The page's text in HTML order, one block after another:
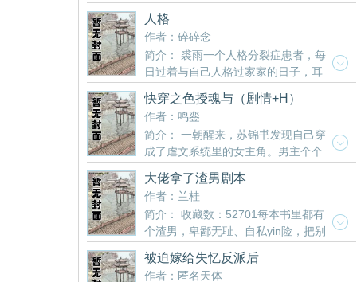
该如何面对朝夕相对的徒弟呢？ 山间明月落下凡尘，
又被放在了心尖上呵护的故事。 攻受都洁，1v1，小
甜饼（因为我不吃虐文也不接受总攻） 清冷自持美人
师尊受x忠犬深情俊郎徒弟攻 第一次写文多多包涵 各
位书友要是觉得《心上明月》还不错的话请不要忘记
向您QQ群和微博里的朋友推荐哦！
轻而易举的放了手 他们从彼此年少的学生时代就开始
互相纠葛 相恋，别离，重逢，对峙，调教，沉沦 在他
做好一切准备想要彻底臣服在他脚边时 他却残忍的将
他拒之门外告诉他:他不要他了 常念将脸颊贴在门外恋
恋不舍的感受着余温 就是忽然想写一篇走肾又走心的
纯情虐文 当然也会涉及到主奴，调教，羞辱类的剧情
还是主更隔壁:毁掉天之骄子的人生 这篇随缘更新，大
纲未定，就是写着玩的 各位书友要是觉得《怅捻余
温》还不错的话请不要忘记向您QQ群和微博里的朋友
推荐哦！
人格
作者：碎碎念
简介： 裘雨一个人格分裂症患者，每
日过着与自己人格过家家的日子，耳
不听外界，眼不见外人。 再一日病情加重后，她从昏
迷中醒来，发现自己开始穿越了。 一个人格患者带着
人格穿越，帮人格寻找原体的日子。 女主穿越前，这
些人格的原或多或少有点缺根筋少魂魄的样子（类似
快穿） 第一站：安静的回归，被抛弃不被ai，丈夫的
心因白月光的回归，她的悲剧正在开始 （人格中最安
静最随波逐流忍受一切的人格回到了一位只知ai人的大
小姐身体中） 第二站：痛苦的挣扎，虚假的宠ai，挡
箭牌的人生，她的深渊向她敞开怀抱 （人格中承受痛
苦的人格来到了一个处于真假千金的luan局故事之
中） 第三站：无情的眺望，黑到顶点的艳红，一位无
情无心的假影后，平静的一生离她远去 （人格中理智
快穿之色授魂与（剧情+H）
作者：鸣銮
简介： 一朝醒来，苏锦书发现自己穿
成了虐文系统里的女主角。男主个个
渣渣渣渣，男配个个情深似海。任务引领者宋长安
道：你的任务是攻略男配，反虐男主，通关十个世界
后，就可以回到现实世界。苏锦书说：好耶。然而，
到最后，她发现第一个世界：被相公抛弃的乡野少妇X
修炼千年的蠢萌狐狸jing第二个世界：小公主X情深似
海忠犬太子第三个世界：温柔婉约声优X话唠乖萌暖小
nai狗第四个世界：女扮男装探花郎X喜怒无常太傅第
大佬拿了渣男剧本
作者：兰桂
简介： 收藏数：52701每本书里都有
个渣男，卑鄙无耻、自私yin险，把别
人害得凄惨万分。当大佬拿到渣男剧本，分分钟扭转
乾坤，谱写打脸剧本。当然，打的是别人的
被迫嫁给失忆反派后
作者：匿名天体